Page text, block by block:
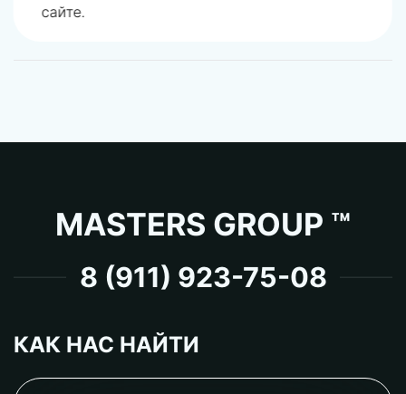
сайте.
MASTERS GROUP ™
8 (911) 923-75-08
КАК НАС НАЙТИ